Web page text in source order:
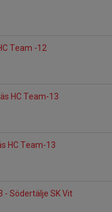
Team -12
HC Team-13
HC Team-13
- Södertälje SK Vit